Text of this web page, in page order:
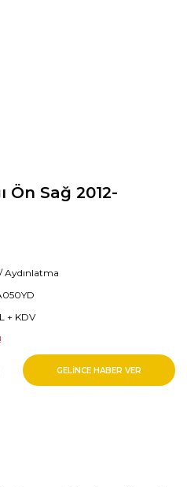
Ön Sağ 2012-
Aydınlatma
+ KDV
GELİNCE HABER VER